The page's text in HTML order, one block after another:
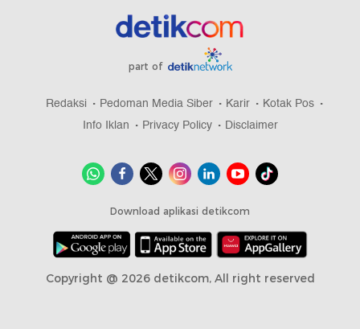
part of
Redaksi Pedoman Media Siber Karir
Kotak Pos
Info Iklan
Privacy Policy Disclaimer
Download aplikasi detikcom
Copyright @ 2026 detikcom, All right reserved